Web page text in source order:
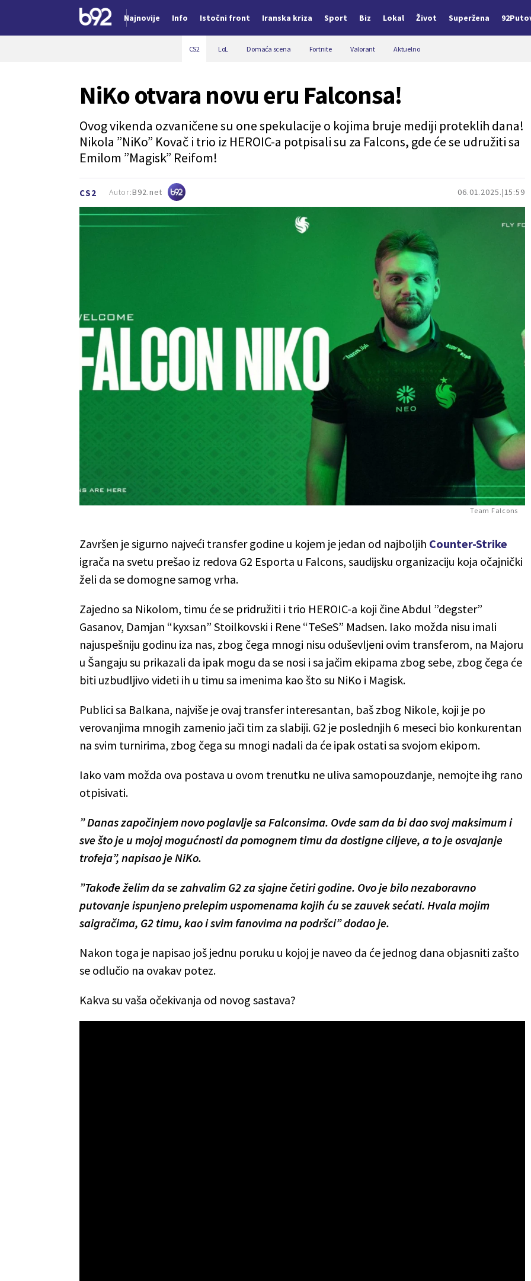
Najnovije Info Istočni front Iranska kriza Sport Biz Lokal Život Superžena
CS2 LoL Domaća scena Fortnite Valorant Aktuelno
CS2 06.01.2025. 15:59
NiKo otvara novu eru Falconsa!
Ovog vikenda ozvaničene su one spekulacije o kojima bruje mediji proteklih dana!
Nikola ”NiKo” Kovač i trio iz HEROIC-a potpisali su za Falcons, gde će se udružiti sa
Emilom ”Magisk” Reifom!
Autor:B92.net
Team Falcons
Završen je sigurno najveći transfer godine u kojem je jedan od najboljih Counter-Strike
igrača na svetu prešao iz redova G2 Esporta u Falcons, saudijsku organizaciju koja očajnički
želi da se domogne samog vrha.
Zajedno sa Nikolom, timu će se pridružiti i trio HEROIC-a koji čine Abdul ”degster”
Gasanov, Damjan “⁠kyxsan⁠” Stoilkovski i Rene “⁠TeSeS⁠” Madsen. Iako možda nisu imali
najuspešniju godinu iza nas, zbog čega mnogi nisu oduševljeni ovim transferom, na Majoru
u Šangaju su prikazali da ipak mogu da se nosi i sa jačim ekipama zbog sebe, zbog čega će
biti uzbudljivo videti ih u timu sa imenima kao što su NiKo i Magisk.
Publici sa Balkana, najviše je ovaj transfer interesantan, baš zbog Nikole, koji je po
verovanjima mnogih zamenio jači tim za slabiji. G2 je poslednjih 6 meseci bio konkurentan
na svim turnirima, zbog čega su mnogi nadali da će ipak ostati sa svojom ekipom.
Iako vam možda ova postava u ovom trenutku ne uliva samopouzdanje, nemojte ihg rano
otpisivati.
” Danas započinjem novo poglavlje sa Falconsima. Ovde sam da bi dao svoj maksimum i
sve što je u mojoj mogućnosti da pomognem timu da dostigne ciljeve, a to je osvajanje
trofeja”, napisao je NiKo.
”Takođe želim da se zahvalim G2 za sjajne četiri godine. Ovo je bilo nezaboravno
putovanje ispunjeno prelepim uspomenama kojih ću se zauvek sećati. Hvala mojim
saigračima, G2 timu, kao i svim fanovima na podršci” dodao je.
Nakon toga je napisao još jednu poruku u kojoj je naveo da će jednog dana objasniti zašto
se odlučio na ovakav potez.
Kakva su vaša očekivanja od novog sastava?